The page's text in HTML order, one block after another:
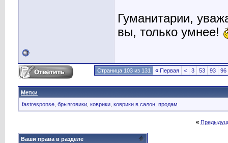
Гуманитарии,
вы, только умнее!
Страница 103 из 131 « Первая < 3 53 93 96
Метки
fastresponse брызговики коврики коврики в салон продам
«
Ваши права в разделе